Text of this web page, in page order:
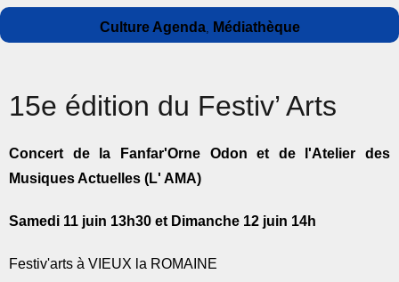
Auteur
Publié
le
Catégories
Culture Agenda, Médiathèque
15e édition du Festiv’ Arts
Concert de la Fanfar'Orne Odon et de l'Atelier des
Musiques Actuelles (L' AMA)
Samedi 11 juin 13h30 et Dimanche 12 juin 14h
Festiv'arts à VIEUX la ROMAINE